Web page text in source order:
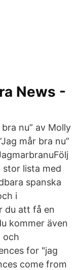
News -
nu” av Molly
mår bra nu”
lista med
spanska
i
du att få en
kommer även
och
for "jag
come from